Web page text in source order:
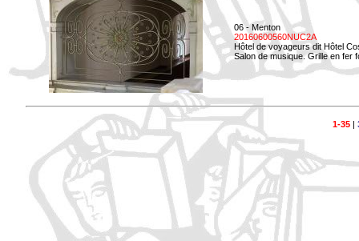
06 - Menton
20160600560NUC2A
Hôtel de voyageurs dit Hôtel
Salon de musique. Grille en fer
1-35|